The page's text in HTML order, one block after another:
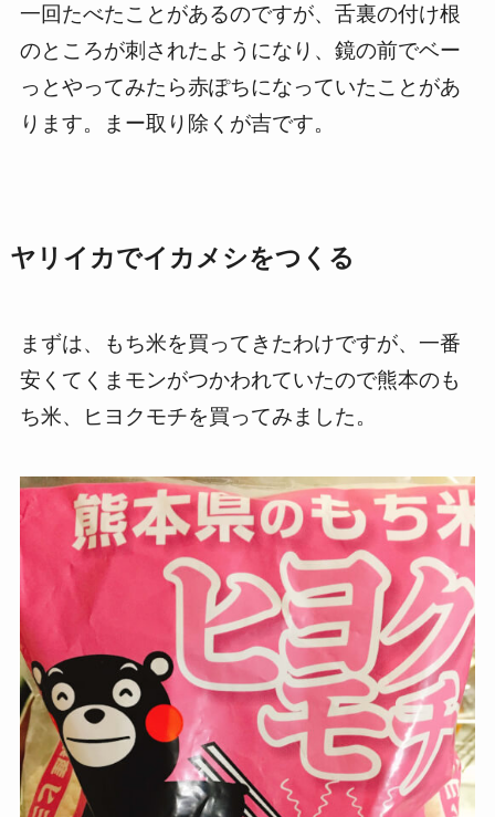
一回たべたことがあるのですが、舌裏の付け根
のところが刺されたようになり、鏡の前でベー
っとやってみたら赤ぽちになっていたことがあ
ります。まー取り除くが吉です。
ヤリイカでイカメシをつくる
まずは、もち米を買ってきたわけですが、一番
安くてくまモンがつかわれていたので熊本のも
ち米、ヒヨクモチを買ってみました。